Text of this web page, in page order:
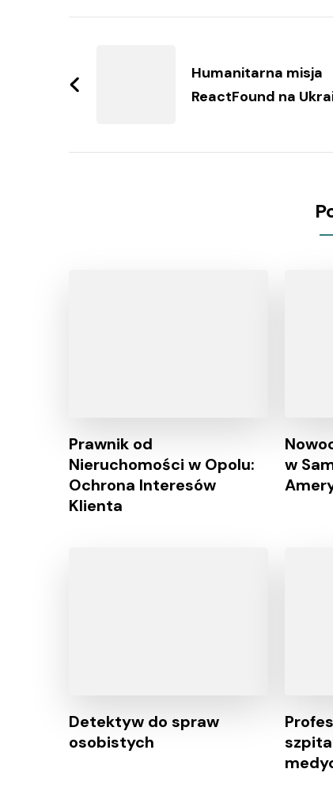
wpisy
Humanitarna misja
ReactFound na
Prawnik od
Nieruchomości w Opolu:
Ochrona Interesów
Klienta
w
Detektyw do spraw
osobistych